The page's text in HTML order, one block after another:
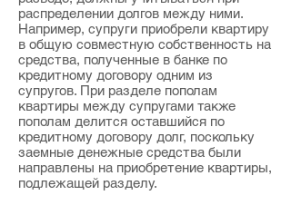
распределении долгов между ними.
Например, супруги приобрели квартиру
в общую совместную собственность на
средства, полученные в банке по
кредитному договору одним из
супругов. При разделе пополам
квартиры между супругами также
пополам делится оставшийся по
кредитному договору долг, поскольку
заемные денежные средства были
направлены на приобретение квартиры,
подлежащей разделу.